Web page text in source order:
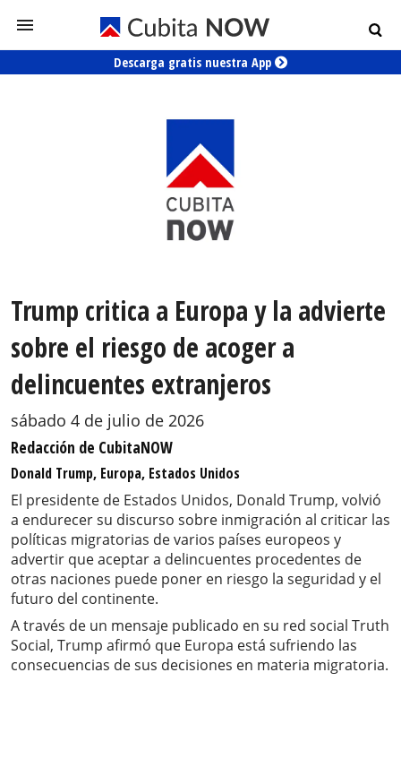
Descarga gratis nuestra App
Trump critica a Europa y la advierte
sobre el riesgo de acoger a
delincuentes extranjeros
sábado 4 de julio de 2026
Redacción de CubitaNOW
Donald Trump, Europa, Estados Unidos
El presidente de Estados Unidos, Donald Trump, volvió
a endurecer su discurso sobre inmigración al criticar las
políticas migratorias de varios países europeos y
advertir que aceptar a delincuentes procedentes de
otras naciones puede poner en riesgo la seguridad y el
futuro del continente.
A través de un mensaje publicado en su red social Truth
Social, Trump afirmó que Europa está sufriendo las
consecuencias de sus decisiones en materia migratoria.